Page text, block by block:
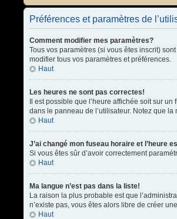
Préférences et paramètres de
Comment modifier mes paramètres?
Tous vos paramètres (si vous êtes inscrit)
modifier tous vos paramètres et préférences.
Haut
Les heures ne sont pas correctes!
Il est possible que l’heure affichée soit sur
dans le panneau de l’utilisateur. Notez que
Haut
J’ai changé mon fuseau horaire et l’heure
Si vous êtes sûr d’avoir correctement
Haut
Ma langue n’est pas dans la liste!
La raison la plus probable est que
n’existe pas, vous êtes alors libre de créer
Haut